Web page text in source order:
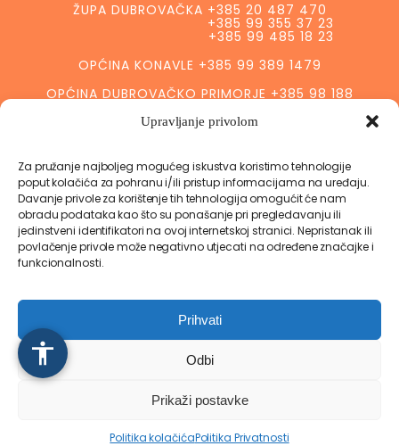
Upravljanje privolom
Za pružanje najboljeg mogućeg iskustva koristimo tehnologije
poput kolačića za pohranu i/ili pristup informacijama na uređaju.
Davanje privole za korištenje tih tehnologija omogućit će nam
obradu podataka kao što su ponašanje pri pregledavanju ili
jedinstveni identifikatori na ovoj internetskoj stranici. Nepristanak ili
povlačenje privole može negativno utjecati na određene značajke i
funkcionalnosti.
Prihvati
Odbi
Prikaži postavke
Politika kolačićaPolitika Privatnosti
ŽUPA DUBROVAČKA +385 20 487 470
+385 99 355 37 23
+385 99 485 18 23
OPĆINA KONAVLE +385 99 389 1479
OPĆINA DUBROVAČKO PRIMORJE +385 98 188
GRAD METKOVIĆ +385 95 583 39 57
+385 98 818 791
ZAŽABLJE +385 99 471 6055
STON +385 98 177 9329.
OREBIĆ + 385 99 314 6423
MLJET + 385 20 745 187
Politika Privatnosti